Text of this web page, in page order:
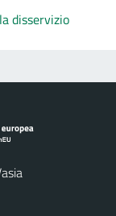
disservizio